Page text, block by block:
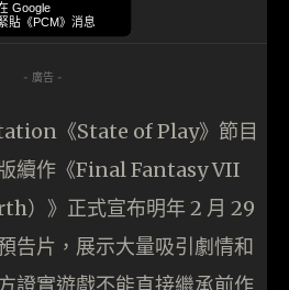
Google
貼《PCM》消息
- 廣告 -
《State of Play》節目
續作《Final Fantasy VII
）》正式宣布明年 2 月 29
告片，展示大量吸引劇情和